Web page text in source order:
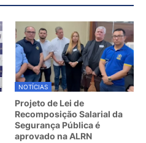
NOTÍCIAS
Projeto de Lei de
Recomposição Salarial da
Segurança Pública é
aprovado na ALRN